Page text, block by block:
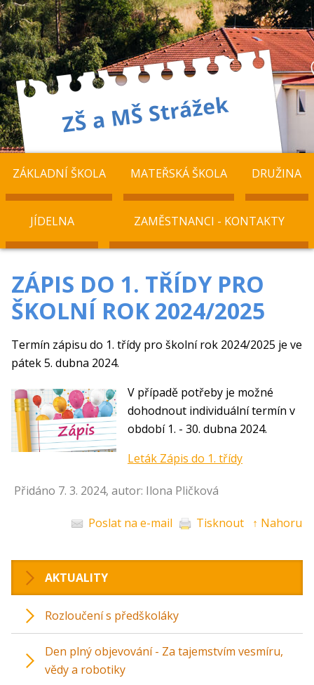
ZÁKLADNÍ ŠKOLA MATEŘSKÁ ŠKOLA DRUŽINA
JÍDELNA ZAMĚSTNANCI - KONTAKTY
ZÁPIS DO 1. TŘÍDY PRO
ŠKOLNÍ ROK 2024/2025
Termín zápisu do 1. třídy pro školní rok 2024/2025 je ve
pátek 5. dubna 2024.
V případě potřeby je možné
dohodnout individuální termín v
období 1. - 30. dubna 2024.
Leták Zápis do 1. třídy
Přidáno 7. 3. 2024, autor: Ilona Pličková
Poslat na e-mail Tisknout ↑ Nahoru
AKTUALITY
Rozloučení s předškoláky
Den plný objevování - Za tajemstvím vesmíru,
vědy a robotiky